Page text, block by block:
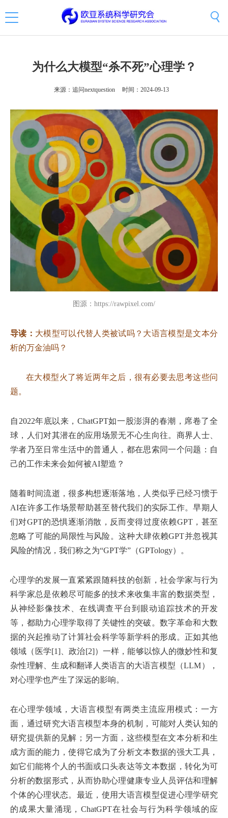
为什么大模型“杀不死”心理学？
来源：追问nextquestion 时间：2024-09-13
图源：https://rawpixel.com/
导读： 大模型可以代替人类被试吗？大语言模型是文本分
析的万金油吗？
在大模型火了将近两年之后，很有必要去思考这些问
题。
自2022年底以来，ChatGPT如一股澎湃的春潮，席卷了全
球，人们对其潜在的应用场景无不心生向往。商界人士、
学者乃至日常生活中的普通人，都在思索同一个问题：自
己的工作未来会如何被AI塑造？
随着时间流逝，很多构想逐渐落地，人类似乎已经习惯于
AI在许多工作场景帮助甚至替代我们的实际工作。早期人
们对GPT的恐惧逐渐消散，反而变得过度依赖GPT，甚至
忽略了可能的局限性与风险。这种大肆依赖GPT并忽视其
风险的情况，我们称之为“GPT学”（GPTology）。
心理学的发展一直紧紧跟随科技的创新，社会学家与行为
科学家总是依赖尽可能多的技术来收集丰富的数据类型，
从神经影像技术、在线调查平台到眼动追踪技术的开发
等，都助力心理学取得了关键性的突破。数字革命和大数
据的兴起推动了计算社会科学等新学科的形成。正如其他
领域（医学[1]、政治[2]）一样，能够以惊人的微妙性和复
杂性理解、生成和翻译人类语言的大语言模型（LLM），
对心理学也产生了深远的影响。
在心理学领域，大语言模型有两类主流应用模式：一方
面，通过研究大语言模型本身的机制，可能对人类认知的
研究提供新的见解；另一方面，这些模型在文本分析和生
成方面的能力，使得它成为了分析文本数据的强大工具，
如它们能将个人的书面或口头表达等文本数据，转化为可
分析的数据形式，从而协助心理健康专业人员评估和理解
个体的心理状态。最近，使用大语言模型促进心理学研究
的成果大量涌现，ChatGPT在社会与行为科学领域的应